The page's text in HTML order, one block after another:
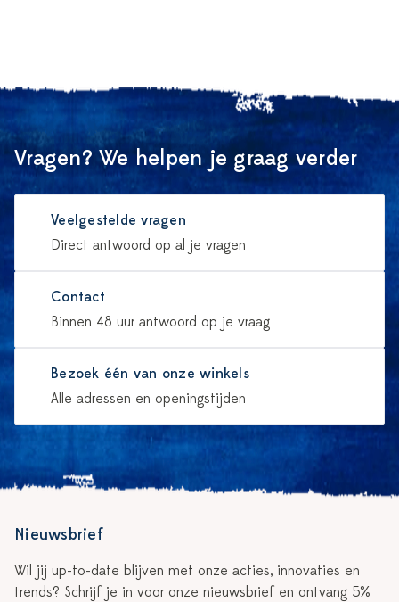
Vragen? We helpen je graag verder
Veelgestelde vragen
Direct antwoord op al je vragen
Contact
Binnen 48 uur antwoord op je vraag
Bezoek één van onze winkels
Alle adressen en openingstijden
Nieuwsbrief
Wil jij up-to-date blijven met onze acties, innovaties en
trends? Schrijf je in voor onze nieuwsbrief en ontvang 5%